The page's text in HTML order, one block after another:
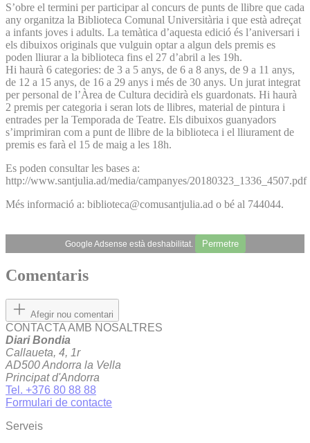
S’obre el termini per participar al concurs de punts de llibre que cada
any organitza la Biblioteca Comunal Universitària i que està adreçat
a infants joves i adults. La temàtica d’aquesta edició és l’aniversari i
els dibuixos originals que vulguin optar a algun dels premis es
poden lliurar a la biblioteca fins el 27 d’abril a les 19h.
Hi haurà 6 categories: de 3 a 5 anys, de 6 a 8 anys, de 9 a 11 anys,
de 12 a 15 anys, de 16 a 29 anys i més de 30 anys. Un jurat integrat
per personal de l’Àrea de Cultura decidirà els guardonats. Hi haurà
2 premis per categoria i seran lots de llibres, material de pintura i
entrades per la Temporada de Teatre. Els dibuixos guanyadors
s’imprimiran com a punt de llibre de la biblioteca i el lliurament de
premis es farà el 15 de maig a les 18h.
Es poden consultar les bases a:
http://www.santjulia.ad/media/campanyes/20180323_1336_4507.pdf
Més informació a: biblioteca@comusantjulia.ad o bé al 744044.
Google Adsense està deshabilitat. Permetre
Comentaris
Afegir nou comentari
CONTACTA AMB NOSALTRES
Diari Bondia
Callaueta, 4, 1r
AD500 Andorra la Vella
Principat d'Andorra
Tel. +376 80 88 88
Formulari de contacte
Serveis